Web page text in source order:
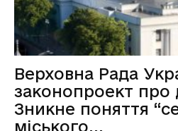
Верховна Рада
законопроект про
Зникне поняття
міського...